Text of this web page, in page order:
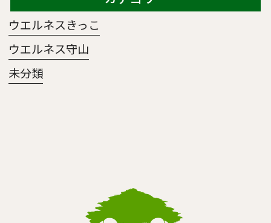
ウエルネスきっこ
ウエルネス守山
未分類